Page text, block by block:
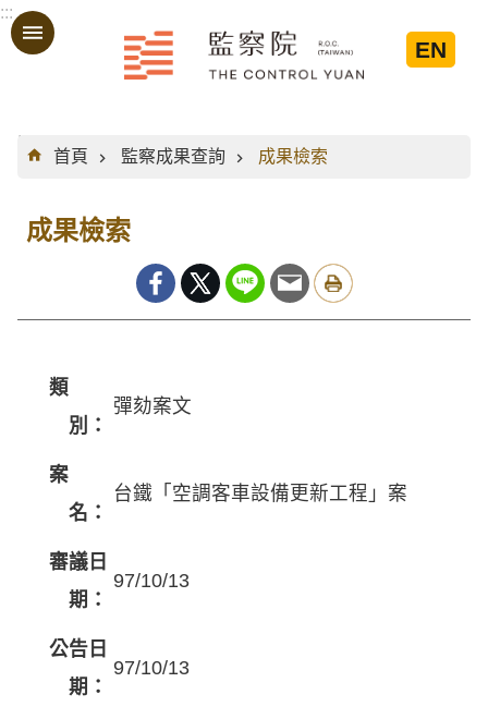
跳到主要內容區塊
:::
EN
:::
首頁
監察成果查詢 成果檢索
成果檢索
類
別：
彈劾案文
案
名：
台鐵「空調客車設備更新工程」案
審議日
期：
97/10/13
公告日
期：
97/10/13